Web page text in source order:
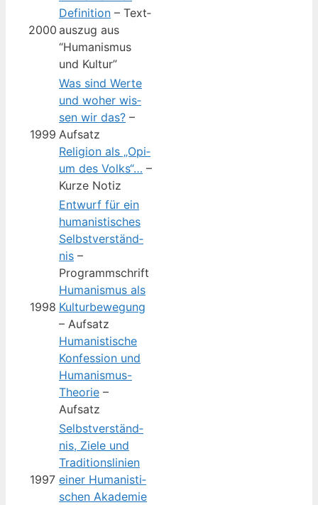
2000
Defi­ni­ti­on – Text­
aus­zug aus
“Huma­nis­mus
und Kultur”
1999
Was sind Wer­te
und woher wis­
sen wir das? –
Aufsatz
Reli­gi­on als „Opi­
um des Volks“… –
Kur­ze Notiz
1998
Ent­wurf für ein
huma­nis­ti­sches
Selbst­ver­ständ­
nis –
Programmschrift
Huma­nis­mus als
Kul­tur­be­we­gung
– Aufsatz
Huma­nis­ti­sche
Kon­fes­si­on und
Huma­nis­mus-
Theo­rie –
Aufsatz
1997
Selbst­ver­ständ­
nis, Zie­le und
Tra­di­ti­ons­li­ni­en
einer Huma­nis­ti­
schen Aka­de­mie